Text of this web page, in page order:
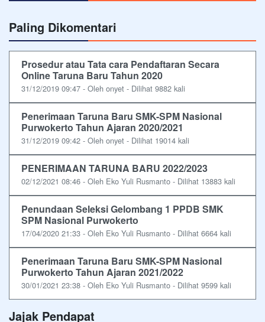
Paling Dikomentari
Prosedur atau Tata cara Pendaftaran Secara
Online Taruna Baru Tahun 2020
31/12/2019 09:47 - Oleh onyet - Dilihat 9882 kali
Penerimaan Taruna Baru SMK-SPM Nasional
Purwokerto Tahun Ajaran 2020/2021
31/12/2019 09:42 - Oleh onyet - Dilihat 19014 kali
PENERIMAAN TARUNA BARU 2022/2023
02/12/2021 08:46 - Oleh Eko Yuli Rusmanto - Dilihat 13883 kali
Penundaan Seleksi Gelombang 1 PPDB SMK
SPM Nasional Purwokerto
17/04/2020 21:33 - Oleh Eko Yuli Rusmanto - Dilihat 6664 kali
Penerimaan Taruna Baru SMK-SPM Nasional
Purwokerto Tahun Ajaran 2021/2022
30/01/2021 23:38 - Oleh Eko Yuli Rusmanto - Dilihat 9599 kali
Jajak Pendapat